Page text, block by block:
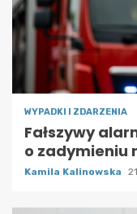
WYPADKI I ZDARZENIA
Fałszywy
o zadymieniu
Kamila Kalinowska